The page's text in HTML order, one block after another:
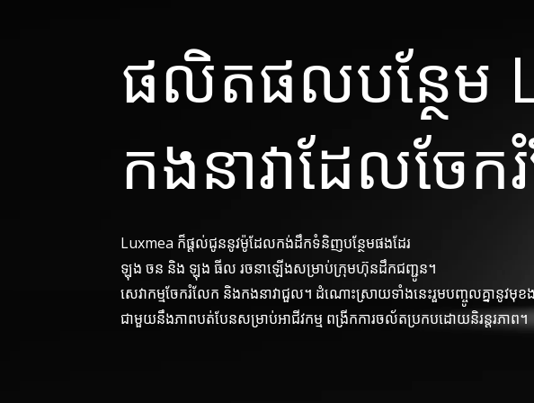
ផលិតផលបន្ថែម
កងនាវាដែលចែ
Luxmea ក៏ផ្តល់ជូននូវម៉ូដែលកង់ដឹកទំនិញបន្ថែមផងដែរ
ឡុង ចន និង ឡុង ធីល រចនាឡើងសម្រាប់ក្រុមហ៊ុនដឹកជញ្ជូន។
សេវាកម្មចែករំលែក និងកងនាវាជួល។ ដំណោះស្រាយទាំងនេះរួមបញ្ចូលគ្នានូវមុខ
ជាមួយនឹងភាពបត់បែនសម្រាប់អាជីវកម្ម ពង្រីកការចល័តប្រកបដោយនិរន្តរភាព។